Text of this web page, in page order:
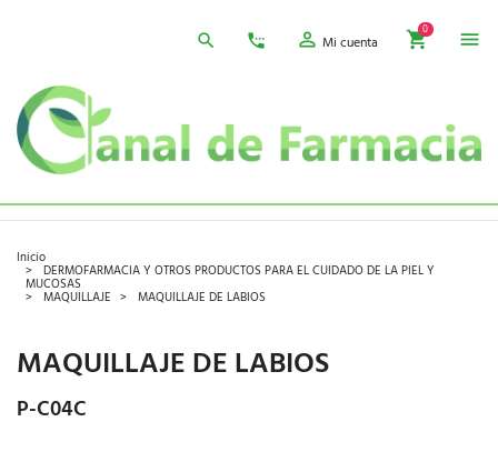
Mi cuenta
0
Inicio
DERMOFARMACIA Y OTROS PRODUCTOS PARA EL CUIDADO DE LA PIEL Y
MUCOSAS
MAQUILLAJE MAQUILLAJE DE LABIOS
MAQUILLAJE DE LABIOS
P-C04C